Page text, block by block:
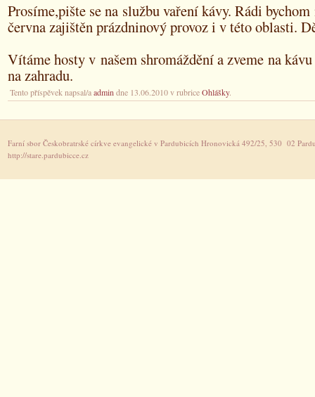
Prosíme,pište se na službu vaření kávy. Rádi
června zajištěn prázdninový provoz i v této oblasti.
Vítáme hosty v našem shromáždění a zveme na
na zahradu.
Tento příspěvek napsal/aadmin dne 13.06.2010 v rubriceOhlášky.
Farní sbor Českobratrské církve evangelické v Pardubicích Hronovická 492/25, 530 02
http://stare.pardubicce.cz